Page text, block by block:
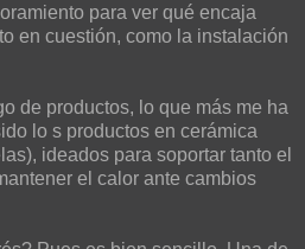
para ver qué encaja
en cuestión, como la instalación
de productos, lo que más me ha
lo s productos en cerámica
ideados para soportar tanto el
el calor ante cambios